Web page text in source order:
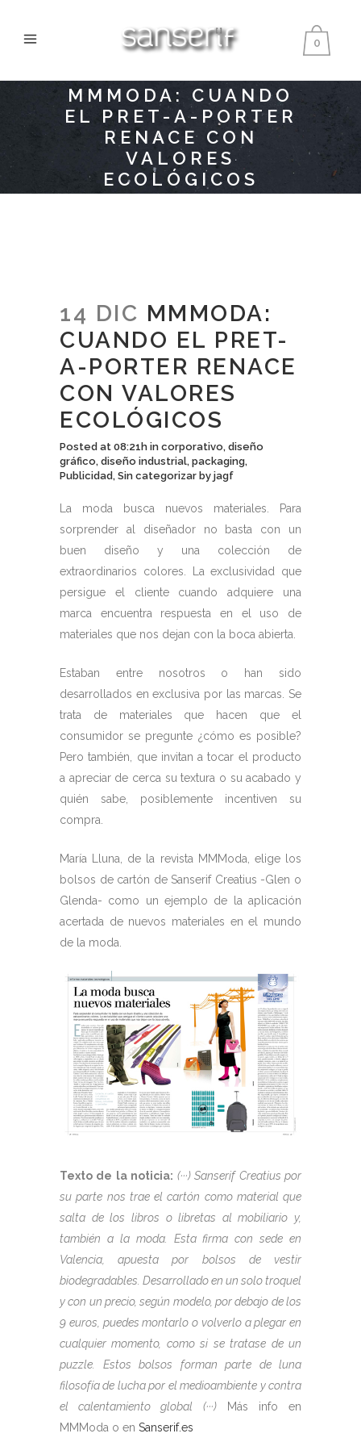
0
MMMODA: CUANDO
EL PRET-A-PORTER
RENACE CON
VALORES
ECOLÓGICOS
14 DIC MMMODA:
CUANDO EL PRET-
A-PORTER RENACE
CON VALORES
ECOLÓGICOS
Posted at 08:21h in corporativo, diseño
gráfico, diseño industrial, packaging,
Publicidad, Sin categorizar by jagf
La moda busca nuevos materiales. Para
sorprender al diseñador no basta con un
buen diseño y una colección de
extraordinarios colores. La exclusividad que
persigue el cliente cuando adquiere una
marca encuentra respuesta en el uso de
materiales que nos dejan con la boca abierta.
Estaban entre nosotros o han sido
desarrollados en exclusiva por las marcas. Se
trata de materiales que hacen que el
consumidor se pregunte ¿cómo es posible?
Pero también, que invitan a tocar el producto
a apreciar de cerca su textura o su acabado y
quién sabe, posiblemente incentiven su
compra.
María Lluna, de la revista MMModa, elige los
bolsos de cartón de Sanserif Creatius -Glen o
Glenda- como un ejemplo de la aplicación
acertada de nuevos materiales en el mundo
de la moda.
Texto de la noticia: (···) Sanserif Creatius por
su parte nos trae el cartón como material que
salta de los libros o libretas al mobiliario y,
también a la moda. Esta firma con sede en
Valencia, apuesta por bolsos de vestir
biodegradables. Desarrollado en un solo troquel
y con un precio, según modelo, por debajo de los
9 euros, puedes montarlo o volverlo a plegar en
cualquier momento, como si se tratase de un
puzzle. Estos bolsos forman parte de luna
filosofía de lucha por el medioambiente y contra
el calentamiento global (···)Más info en
MMModa o en Sanserif.es